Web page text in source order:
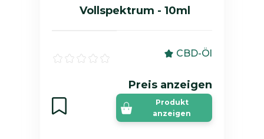
Vollspektrum - 10ml
CBD-Öl
Preis anzeigen
Produkt
anzeigen